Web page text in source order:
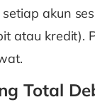
akun
atau kredit).
Total